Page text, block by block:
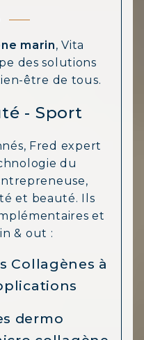
: PEAU,
VITALITÉ
: PEAU,
SUBLIMES
: FORCE,
: AFFINEZ ET
CORPS
marin, Vita
des solutions
être de tous.
- Sport
Fred expert
du
et beauté. Ils
et
& out :
Collagènes à
dermo